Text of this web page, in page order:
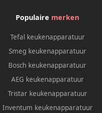
Populaire merken
Tefal keukenapparatuur
Smeg keukenapparatuur
Bosch keukenapparatuur
AEG keukenapparatuur
Tristar keukenapparatuur
Inventum keukenapparatuur